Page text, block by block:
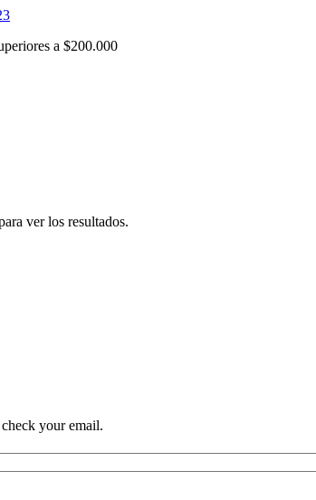
a $200.000
ver los resultados.
your email.